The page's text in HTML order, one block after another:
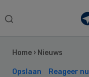
Search
Home › Nieuws
Opslaan Reageer nu
Sidebar